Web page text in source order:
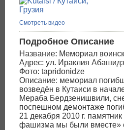
Смотреть видео
Подробное Описание
Название: Мемориал
Адрес: ул. Ираклия
Фото: tapridonidze
Описание: мемориал
возведён в Кутаиси в
Мераба Бердзенишвили,
поспешном демонтаже
21 декабря 2010 г.
фашизма мы были вместе»